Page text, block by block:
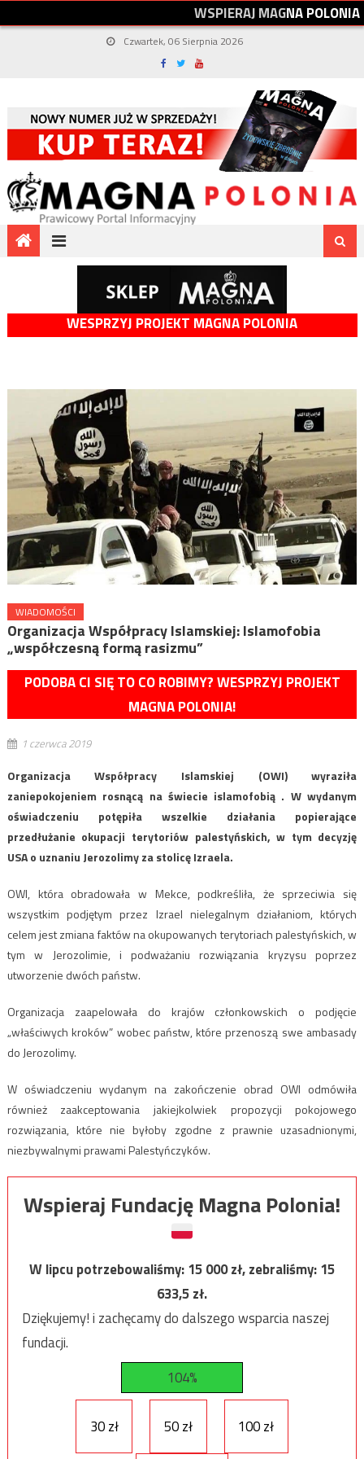
WSPIERAJMAGNAPOLONIA
Czwartek, 06 Sierpnia 2026
WESPRZYJ PROJEKT MAGNA POLONIA
WIADOMOŚCI
Organizacja Współpracy Islamskiej: Islamofobia
„współczesną formą rasizmu”
PODOBA CI SIĘ TO CO ROBIMY? WESPRZYJ PROJEKT
MAGNA POLONIA!
1 czerwca 2019
Organizacja Współpracy Islamskiej (OWI) wyraziła
zaniepokojeniem rosnącą na świecie islamofobią . W wydanym
oświadczeniu potępiła wszelkie działania popierające
przedłużanie okupacji terytoriów palestyńskich, w tym decyzję
USA o uznaniu Jerozolimy za stolicę Izraela.
OWI, która obradowała w Mekce, podkreśliła, że sprzeciwia się
wszystkim podjętym przez Izrael nielegalnym działaniom, których
celem jest zmiana faktów na okupowanych terytoriach palestyńskich, w
tym w Jerozolimie, i podważaniu rozwiązania kryzysu poprzez
utworzenie dwóch państw.
Organizacja zaapelowała do krajów członkowskich o podjęcie
„właściwych kroków” wobec państw, które przenoszą swe ambasady
do Jerozolimy.
W oświadczeniu wydanym na zakończenie obrad OWI odmówiła
również zaakceptowania jakiejkolwiek propozycji pokojowego
rozwiązania, które nie byłoby zgodne z prawnie uzasadnionymi,
niezbywalnymi prawami Palestyńczyków.
Wspieraj Fundację Magna Polonia!
W lipcu potrzebowaliśmy:15 000zł, zebraliśmy:15
633,5zł.
Dziękujemy! i zachęcamy do dalszego wsparcia naszej
fundacji.
104%
30 zł 50 zł 100 zł